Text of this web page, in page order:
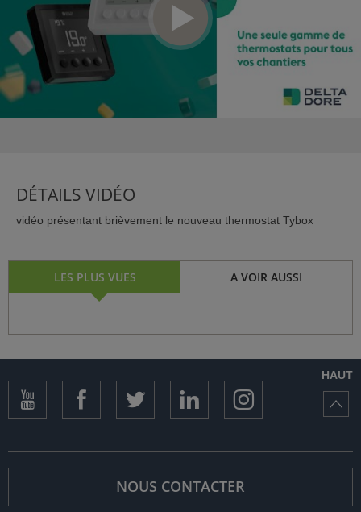
CLIENT)
DÉTAILS VIDÉO
vidéo présentant brièvement le nouveau thermostat Tybox
LES PLUS VUES A VOIR AUSSI
HAUT
NOUS CONTACTER